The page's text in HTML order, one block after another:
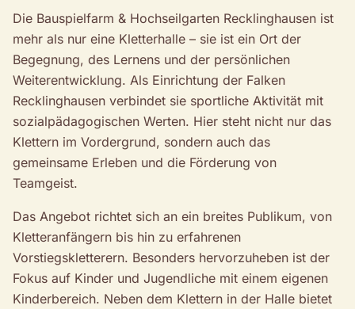
Die Bauspielfarm & Hochseilgarten Recklinghausen ist
mehr als nur eine Kletterhalle – sie ist ein Ort der
Begegnung, des Lernens und der persönlichen
Weiterentwicklung. Als Einrichtung der Falken
Recklinghausen verbindet sie sportliche Aktivität mit
sozialpädagogischen Werten. Hier steht nicht nur das
Klettern im Vordergrund, sondern auch das
gemeinsame Erleben und die Förderung von
Teamgeist.
Das Angebot richtet sich an ein breites Publikum, von
Kletteranfängern bis hin zu erfahrenen
Vorstiegskletterern. Besonders hervorzuheben ist der
Fokus auf Kinder und Jugendliche mit einem eigenen
Kinderbereich. Neben dem Klettern in der Halle bietet